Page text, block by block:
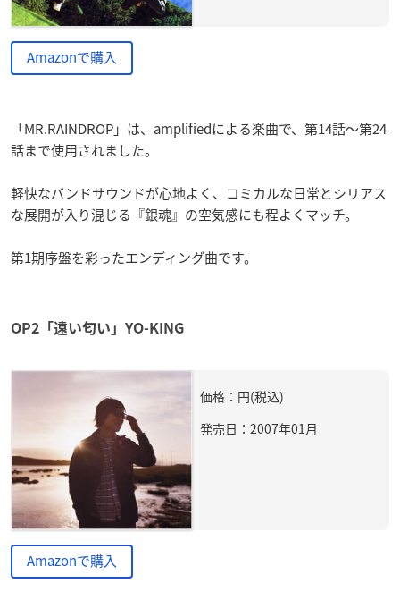
Amazonで購入
「MR.RAINDROP」は、amplifiedによる楽曲で、第14話～第24
話まで使用されました。
軽快なバンドサウンドが心地よく、コミカルな日常とシリアス
な展開が入り混じる『銀魂』の空気感にも程よくマッチ。
第1期序盤を彩ったエンディング曲です。
OP2「遠い匂い」YO-KING
価格：円(税込)
発売日：2007年01月
Amazonで購入